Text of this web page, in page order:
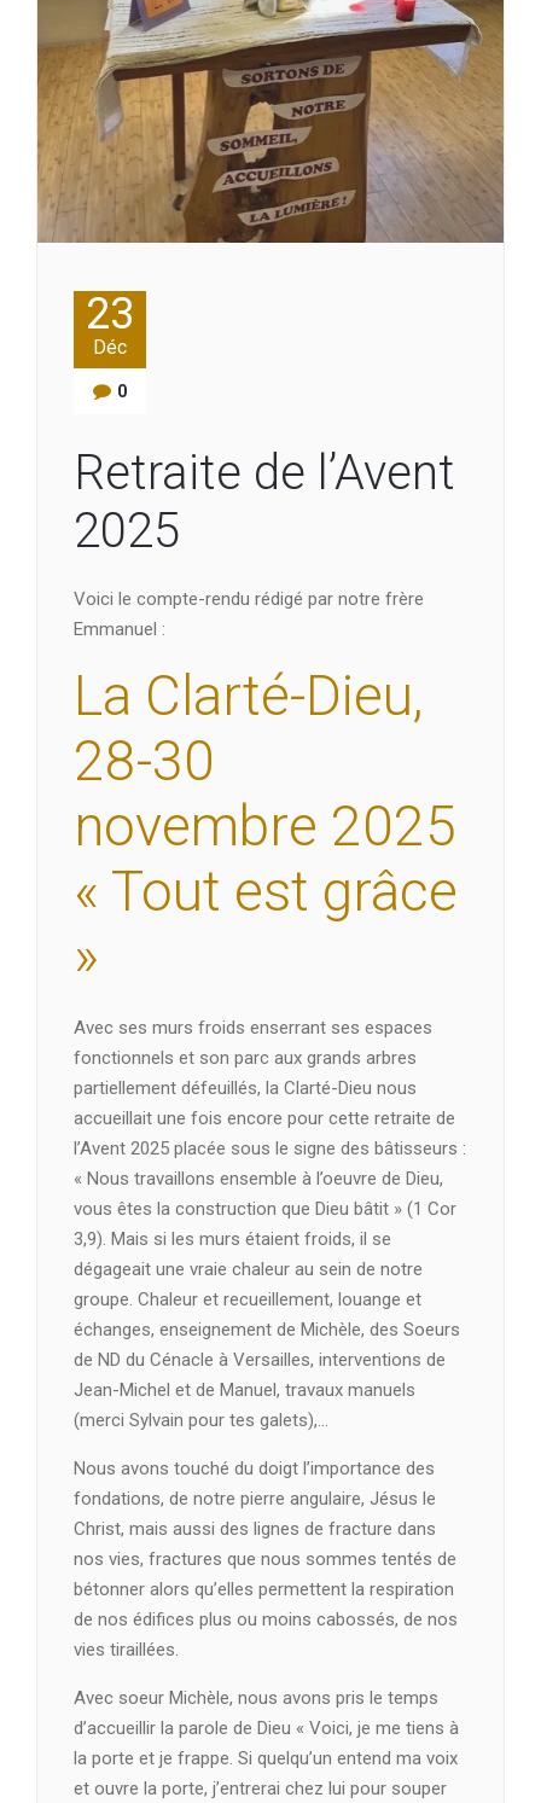
23
Déc
0
Retraite de l’Avent
2025
Voici le compte-rendu rédigé par notre frère
Emmanuel :
La Clarté-Dieu,
28-30
novembre 2025
« Tout est grâce
»
Avec ses murs froids enserrant ses espaces
fonctionnels et son parc aux grands arbres
partiellement défeuillés, la Clarté-Dieu nous
accueillait une fois encore pour cette retraite de
l’Avent 2025 placée sous le signe des bâtisseurs :
« Nous travaillons ensemble à l’oeuvre de Dieu,
vous êtes la construction que Dieu bâtit » (1 Cor
3,9). Mais si les murs étaient froids, il se
dégageait une vraie chaleur au sein de notre
groupe. Chaleur et recueillement, louange et
échanges, enseignement de Michèle, des Soeurs
de ND du Cénacle à Versailles, interventions de
Jean-Michel et de Manuel, travaux manuels
(merci Sylvain pour tes galets),…
Nous avons touché du doigt l’importance des
fondations, de notre pierre angulaire, Jésus le
Christ, mais aussi des lignes de fracture dans
nos vies, fractures que nous sommes tentés de
bétonner alors qu’elles permettent la respiration
de nos édifices plus ou moins cabossés, de nos
vies tiraillées.
Avec soeur Michèle, nous avons pris le temps
d’accueillir la parole de Dieu « Voici, je me tiens à
la porte et je frappe. Si quelqu’un entend ma voix
et ouvre la porte, j’entrerai chez lui pour souper